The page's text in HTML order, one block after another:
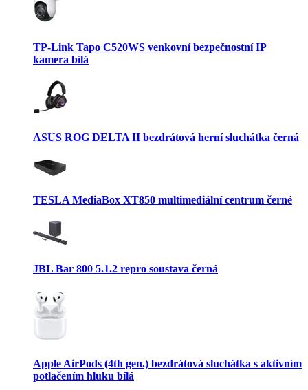
TP-Link Tapo C520WS venkovní bezpečnostní IP
kamera bílá
ASUS ROG DELTA II bezdrátová herní sluchátka černá
TESLA MediaBox XT850 multimediální centrum černé
JBL Bar 800 5.1.2 repro soustava černá
Apple AirPods (4th gen.) bezdrátová sluchátka s aktivním
potlačením hluku bílá